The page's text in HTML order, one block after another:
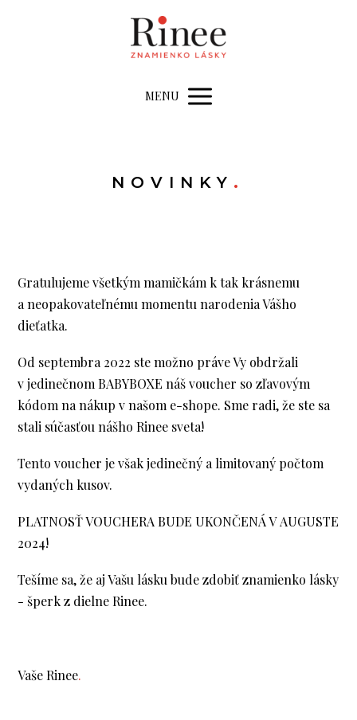
MENU
NOVINKY .
Gratulujeme všetkým mamičkám k tak krásnemu
a neopakovateľnému momentu narodenia Vášho
dieťatka.
Od septembra 2022 ste možno práve Vy obdržali
v jedinečnom BABYBOXE náš voucher so zľavovým
kódom na nákup v našom e-shope. Sme radi, že ste sa
stali súčasťou nášho Rinee sveta!
Tento voucher je však jedinečný a limitovaný počtom
vydaných kusov.
PLATNOSŤ VOUCHERA BUDE UKONČENÁ V AUGUSTE
2024!
Tešíme sa, že aj Vašu lásku bude zdobiť znamienko lásky
- šperk z dielne Rinee.
Vaše Rinee.